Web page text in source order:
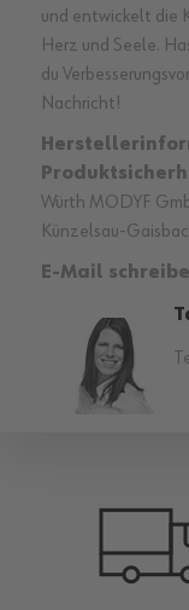
und entwickelt die
Herz und Seele.
du
Nachricht!
Würth MODYF
Künzelsau-
E-Mail